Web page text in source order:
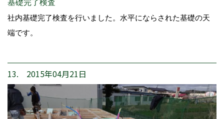
基礎完了検査
社内基礎完了検査を行いました。水平にならされた基礎の天
端です。
13. 2015年04月21日